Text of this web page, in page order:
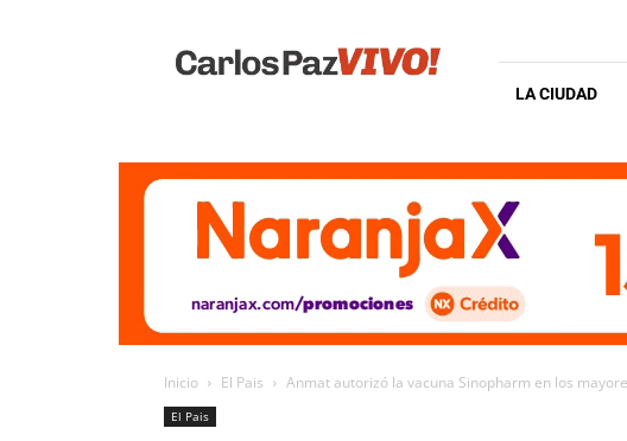
Vivo
LA CIUDAD
Inicio El Pais Anmat autorizó la vacuna Sinopharm en los
El Pais